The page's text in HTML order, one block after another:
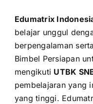
Edumatrix
belajar unggul
berpengalaman
Bimbel Persiapan
mengikuti UTBK
pembelajaran yang
yang tinggi.